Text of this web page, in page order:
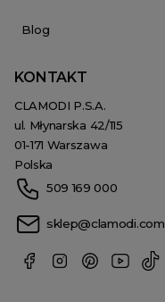
Blog
KONTAKT
CLAMODI P.S.A.
ul. Młynarska 42/115
01-171 Warszawa
Polska
509 169 000
sklep@clamodi.com